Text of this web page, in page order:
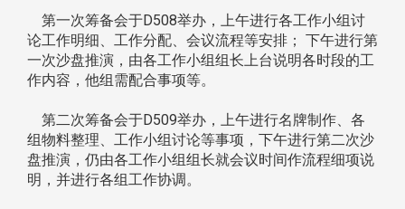
第一次筹备会于D508举办，上午进行各工作小组讨
论工作明细、工作分配、会议流程等安排； 下午进行第
一次沙盘推演，由各工作小组组长上台说明各时段的工
作内容，他组需配合事项等。
第二次筹备会于D509举办，上午进行名牌制作、各
组物料整理、工作小组讨论等事项，下午进行第二次沙
盘推演，仍由各工作小组组长就会议时间作流程细项说
明，并进行各组工作协调。